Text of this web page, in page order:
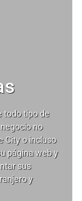
todo tipo de
no
City o incluso
página web y
sus
y